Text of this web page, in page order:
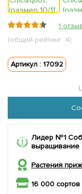
1
(общий рейтинг: 4)
Артикул : 17092
Лидер №1
выращивание
Растения
16 000